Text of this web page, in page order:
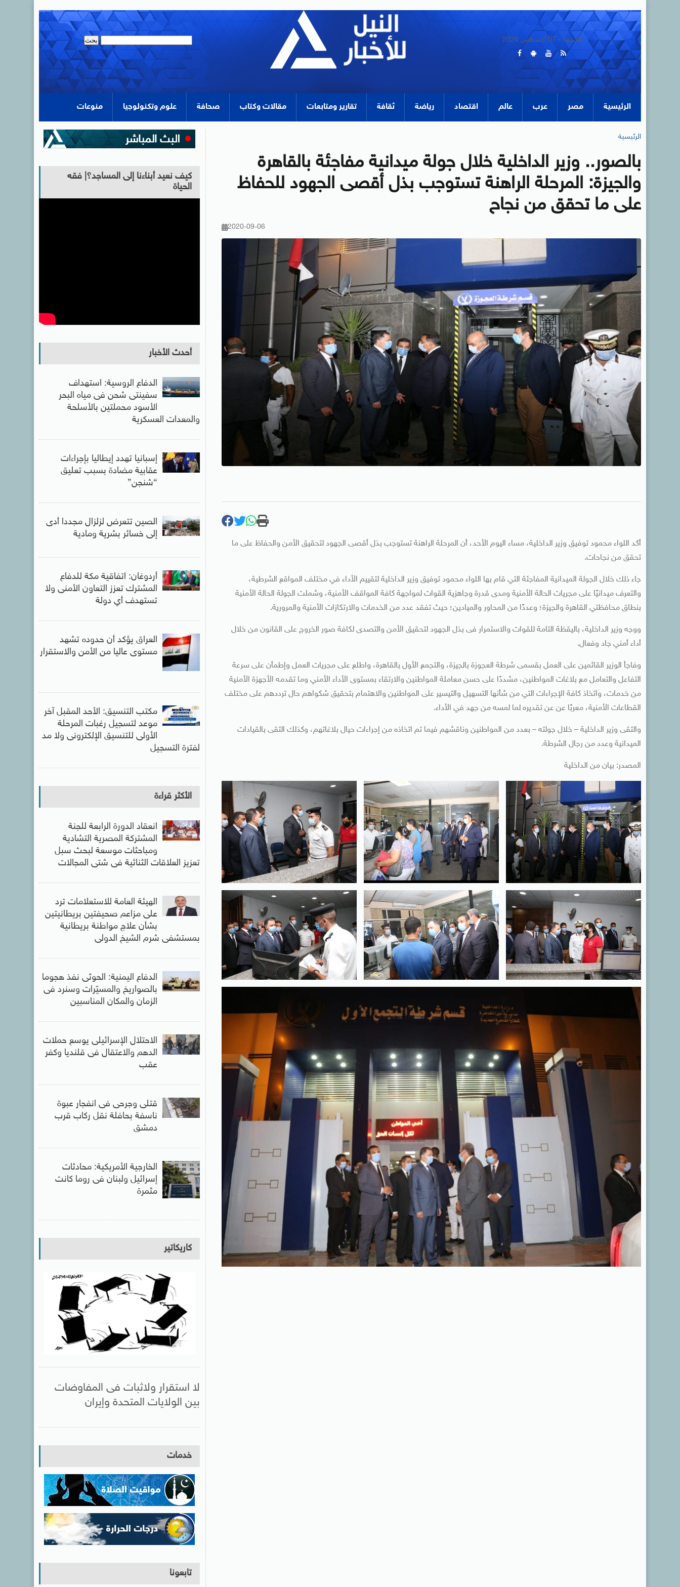
الجمعة - 07 أغسطس 2026
الرئيسية مصر عرب عالم اقتصاد رياضة ثقافة تقارير ومتابعات مقالات وكتاب صحافة علوم وتكنولوجيا منوعات
الرئيسية
بالصور.. وزير الداخلية خلال جولة ميدانية مفاجئة بالقاهرة
والجيزة: المرحلة الراهنة تستوجب بذل أقصى الجهود للحفاظ
على ما تحقق من نجاح
2020-09-06
أكد اللواء محمود توفيق وزير الداخلية، مساء اليوم الأحد، أن المرحلة الراهنة تستوجب بذل أقصى الجهود لتحقيق الأمن والحفاظ على ما
تحقق من نجاحات.
جاء ذلك خلال الجولة الميدانية المفاجئة التي قام بها اللواء محمود توفيق وزير الداخلية لتقييم الأداء في مختلف المواقع الشرطية،
والتعرف ميدانيًا على مجريات الحالة الأمنية ومدى قدرة وجاهزية القوات لمواجهة كافة المواقف الأمنية، وشملت الجولة الحالة الأمنية
بنطاق محافظتي القاهرة والجيزة؛ وعددًا من المحاور والميادين؛ حيث تفقد عدد من الخدمات والارتكازات الأمنية والمرورية.
ووجه وزير الداخلية، باليقظة التامة للقوات والاستمرار فى بذل الجهود لتحقيق الأمن والتصدى لكافة صور الخروج على القانون من خلال
أداء أمني جاد وفعال.
وفاجأ الوزير القائمين على العمل بقسمى شرطة العجوزة بالجيزة، والتجمع الأول بالقاهرة، واطلع على مجريات العمل وإطمأن على سرعة
التفاعل والتعامل مع بلاغات المواطنين، مشددًا على حسن معاملة المواطنين والارتقاء بمستوى الأداء الأمني وما تقدمه الأجهزة الأمنية
من خدمات، واتخاذ كافة الإجراءات التي من شأنها التسهيل والتيسير على المواطنين والاهتمام بتحقيق شكواهم حال ترددهم على مختلف
القطاعات الأمنية، معربًا عن عن تقديره لما لمسه من جهد في الأداء.
والتقى وزير الداخلية – خلال جولته – بعدد من المواطنين وناقشهم فيما تم اتخاذه من إجراءات حيال بلاغاتهم، وكذلك التقى بالقيادات
الميدانية وعدد من رجال الشرطة.
المصدر: بيان من الداخلية
كيف نعيد أبناءنا إلى المساجد؟| فقه
الحياة
أحدث الأخبار
الدفاع الروسية: استهداف
سفينتى شحن فى مياه البحر
الأسود محملتين بالأسلحة
والمعدات العسكرية
إسبانيا تهدد إيطاليا بإجراءات
عقابية مضادة بسبب تعليق
“شنجن”
الصين تتعرض لزلزال مجددا أدى
إلى خسائر بشرية ومادية
أردوغان: اتفاقية مكة للدفاع
المشترك تعزز التعاون الأمنى ولا
تستهدف أي دولة
العراق يؤكد أن حدوده تشهد
مستوى عاليا من الأمن والاستقرار
مكتب التنسيق: الأحد المقبل آخر
موعد لتسجيل رغبات المرحلة
الأولى للتنسيق الإلكترونى ولا مد
لفترة التسجيل
الأكثر قراءة
انعقاد الدورة الرابعة للجنة
المشتركة المصرية التشادية
ومباحثات موسعة لبحث سبل
تعزيز العلاقات الثنائية فى شتى المجالات
الهيئة العامة للاستعلامات ترد
على مزاعم صحيفتين بريطانيتين
بشأن علاج مواطنة بريطانية
بمستشفى شرم الشيخ الدولى
الدفاع اليمنية: الحوثى نفذ هجوما
بالصواريخ والمسيّرات وسنرد فى
الزمان والمكان المناسبين
الاحتلال الإسرائيلى يوسع حملات
الدهم والاعتقال فى قلنديا وكفر
عقب
قتلى وجرحى فى انفجار عبوة
ناسفة بحافلة نقل ركاب قرب
دمشق
الخارجية الأمريكية: محادثات
إسرائيل ولبنان فى روما كانت
مثمرة
كاريكاتير
لا استقرار ولاثبات فى المفاوضات
بين الولايات المتحدة وإيران
خدمات
تابعونا